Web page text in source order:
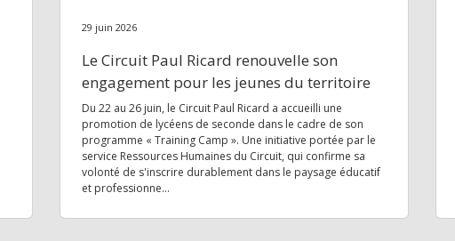
29 juin 2026
Le Circuit Paul Ricard renouvelle son
engagement pour les jeunes du territoire
Du 22 au 26 juin, le Circuit Paul Ricard a accueilli une
promotion de lycéens de seconde dans le cadre de son
programme « Training Camp ». Une initiative portée par le
service Ressources Humaines du Circuit, qui confirme sa
volonté de s'inscrire durablement dans le paysage éducatif
et professionne...